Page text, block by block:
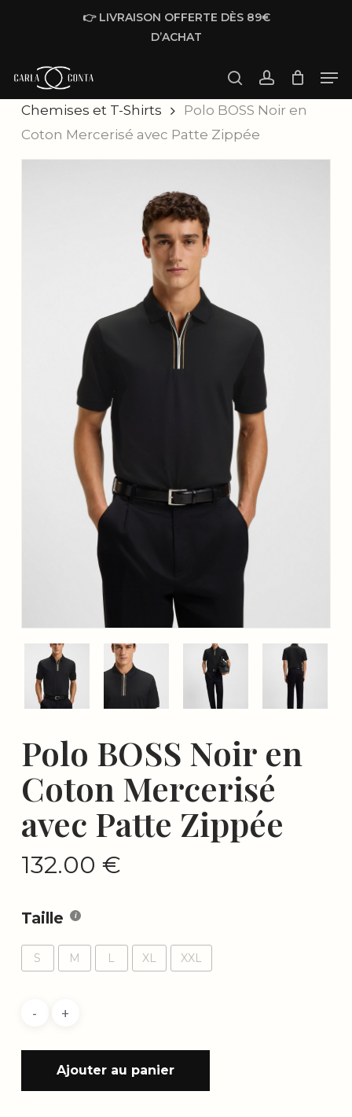
content
👉 LIVRAISON OFFERTE DÈS 89€
D’ACHAT
Accueil Homme
Prêt à porter
Chemises et T-Shirts
Polo BOSS Noir en
Coton Mercerisé avec Patte Zippée
Polo BOSS Noir en
Coton Mercerisé
avec Patte Zippée
132.00 €
Taille
S M L XL XXL
Ajouter au panier